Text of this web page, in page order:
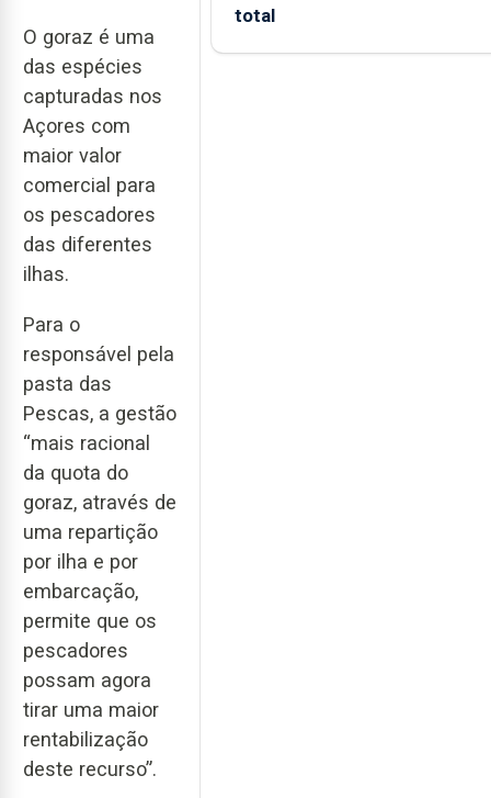
O goraz é uma
das espécies
capturadas nos
Açores com
maior valor
comercial para
os pescadores
das diferentes
ilhas.
Para o
responsável pela
pasta das
Pescas, a gestão
“mais racional
da quota do
goraz, através de
uma repartição
por ilha e por
embarcação,
permite que os
pescadores
possam agora
tirar uma maior
rentabilização
deste recurso”.
total